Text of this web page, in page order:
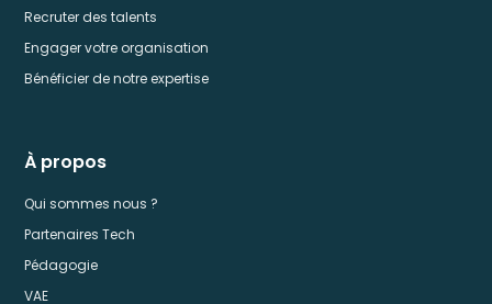
Recruter des talents
Engager votre organisation
Bénéficier de notre expertise
À propos
Qui sommes nous ?
Partenaires Tech
Pédagogie
VAE